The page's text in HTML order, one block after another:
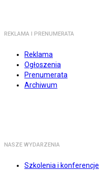
REKLAMA I PRENUMERATA
Reklama
Ogłoszenia
Prenumerata
Archiwum
NASZE WYDARZENIA
Szkolenia i konferencje